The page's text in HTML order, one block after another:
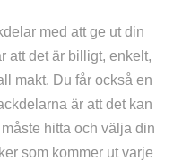
med att ge ut din
att det är billigt, enkelt,
makt. Du får också en
är att det kan
hitta och välja din
som kommer ut varje